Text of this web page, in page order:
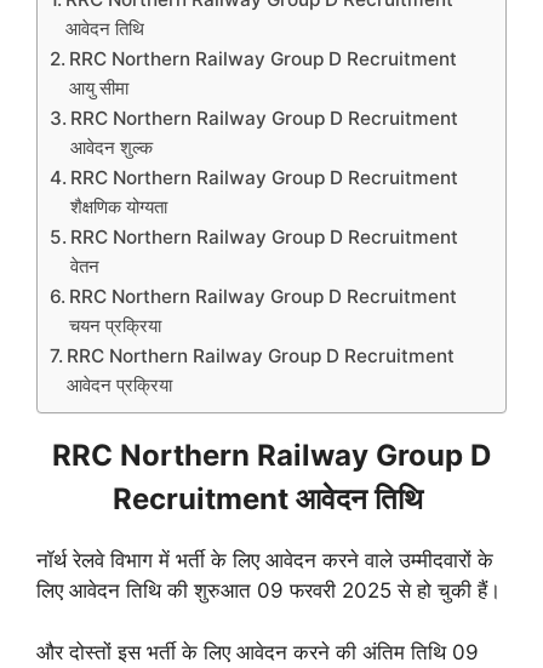
आवेदन तिथि
RRC Northern Railway Group D Recruitment
आयु सीमा
RRC Northern Railway Group D Recruitment
आवेदन शुल्क
RRC Northern Railway Group D Recruitment
शैक्षणिक योग्यता
RRC Northern Railway Group D Recruitment
वेतन
RRC Northern Railway Group D Recruitment
चयन प्रक्रिया
RRC Northern Railway Group D Recruitment
आवेदन प्रक्रिया
RRC Northern Railway Group D
Recruitment आवेदन तिथि
नॉर्थ रेलवे विभाग में भर्ती के लिए आवेदन करने वाले उम्मीदवारों के
लिए आवेदन तिथि की शुरुआत 09 फरवरी 2025 से हो चुकी हैं।
और दोस्तों इस भर्ती के लिए आवेदन करने की अंतिम तिथि 09